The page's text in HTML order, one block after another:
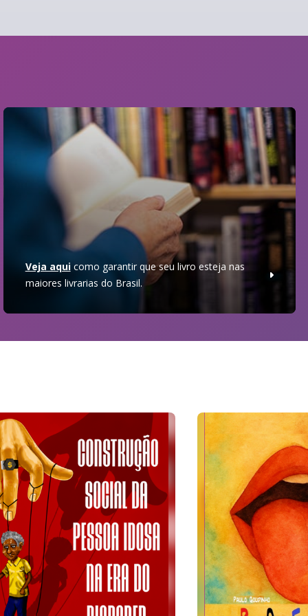
Veja aquicomo garantir que seu livro esteja nas
maiores livrarias do Brasil.